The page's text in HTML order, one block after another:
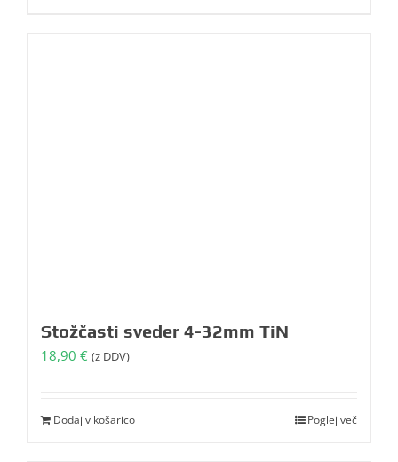
Stožčasti sveder 4-32mm TiN
18,90 € (z DDV)
Dodaj v košarico Poglej več